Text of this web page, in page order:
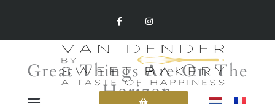
Content
A
E
O
K
-
F
N
T
A
G
R
A
M
Great Things Are On The
Horizon